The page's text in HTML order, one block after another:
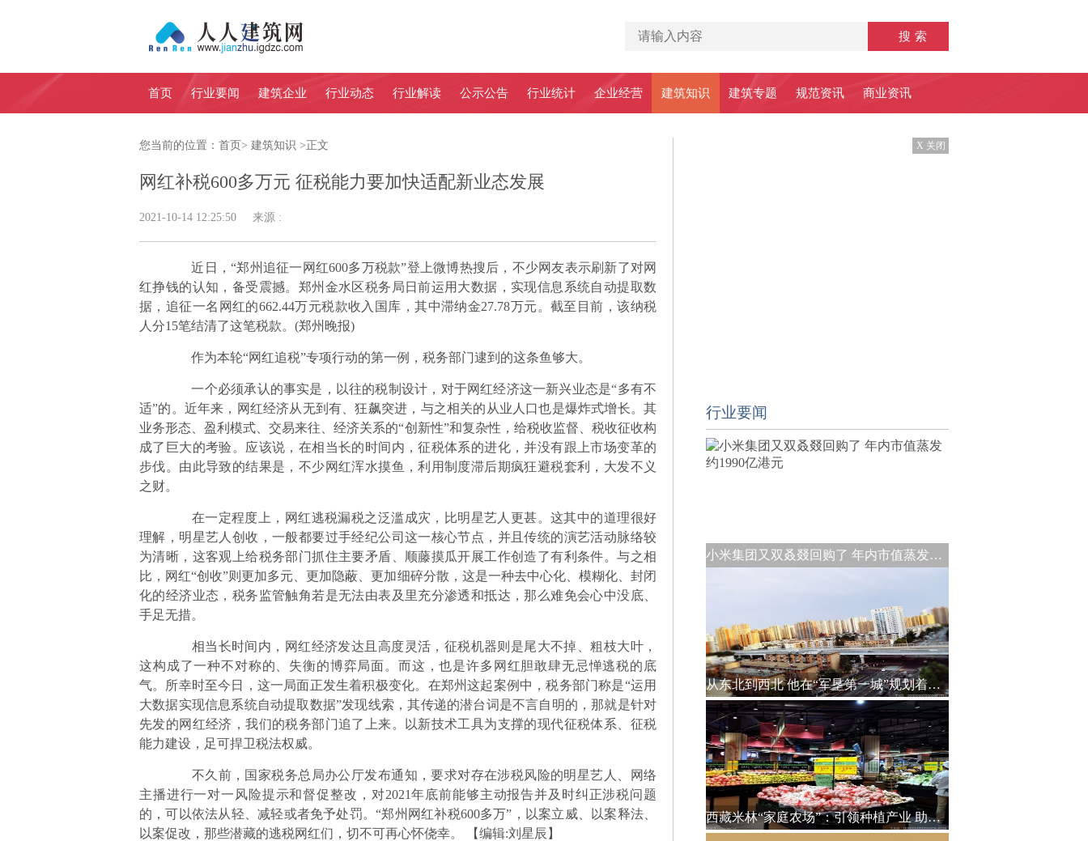
首页 行业要闻 建筑企业 行业动态 行业解读 公示公告 行业统计 企业经营 建筑知识 建筑专题 规范资讯 商业资讯
您当前的位置： 首页 > 建筑知识 > 正文
网红补税600多万元 征税能力要加快适配新业态发展
2021-10-14 12:25:50 来源 :
近日，“郑州追征一网红600多万税款”登上微博热搜后，不少网友表示刷新了对网
红挣钱的认知，备受震撼。郑州金水区税务局日前运用大数据，实现信息系统自动提取数
据，追征一名网红的662.44万元税款收入国库，其中滞纳金27.78万元。截至目前，该纳税
人分15笔结清了这笔税款。(郑州晚报)
作为本轮“网红追税”专项行动的第一例，税务部门逮到的这条鱼够大。
一个必须承认的事实是，以往的税制设计，对于网红经济这一新兴业态是“多有不
适”的。近年来，网红经济从无到有、狂飙突进，与之相关的从业人口也是爆炸式增长。其
业务形态、盈利模式、交易来往、经济关系的“创新性”和复杂性，给税收监督、税收征收构
成了巨大的考验。应该说，在相当长的时间内，征税体系的进化，并没有跟上市场变革的
步伐。由此导致的结果是，不少网红浑水摸鱼，利用制度滞后期疯狂避税套利，大发不义
之财。
在一定程度上，网红逃税漏税之泛滥成灾，比明星艺人更甚。这其中的道理很好
理解，明星艺人创收，一般都要过手经纪公司这一核心节点，并且传统的演艺活动脉络较
为清晰，这客观上给税务部门抓住主要矛盾、顺藤摸瓜开展工作创造了有利条件。与之相
比，网红“创收”则更加多元、更加隐蔽、更加细碎分散，这是一种去中心化、模糊化、封闭
化的经济业态，税务监管触角若是无法由表及里充分渗透和抵达，那么难免会心中没底、
手足无措。
相当长时间内，网红经济发达且高度灵活，征税机器则是尾大不掉、粗枝大叶，
这构成了一种不对称的、失衡的博弈局面。而这，也是许多网红胆敢肆无忌惮逃税的底
气。所幸时至今日，这一局面正发生着积极变化。在郑州这起案例中，税务部门称是“运用
大数据实现信息系统自动提取数据”发现线索，其传递的潜台词是不言自明的，那就是针对
先发的网红经济，我们的税务部门追了上来。以新技术工具为支撑的现代征税体系、征税
能力建设，足可捍卫税法权威。
不久前，国家税务总局办公厅发布通知，要求对存在涉税风险的明星艺人、网络
主播进行一对一风险提示和督促整改，对2021年底前能够主动报告并及时纠正涉税问题
的，可以依法从轻、减轻或者免予处罚。“郑州网红补税600多万”，以案立威、以案释法、
以案促改，那些潜藏的逃税网红们，切不可再心怀侥幸。
【编辑:刘星辰】
X 关闭
行业要闻
小米集团又双叒叕回购了 年内市值蒸发约1990亿港元
从东北到西北 他在“军垦第一城”规划着城建未来
西藏米林“家庭农场”：引领种植产业 助力乡村振兴